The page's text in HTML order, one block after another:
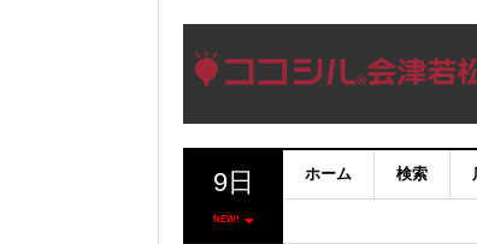
9日
NEW!
ホーム 検索